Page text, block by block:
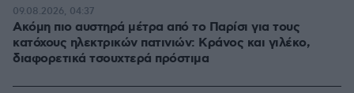
Ακόμη πιο αυστηρά μέτρα από το Παρίσι για τους
κατόχους ηλεκτρικών πατινιών: Κράνος και γιλέκο,
διαφορετικά τσουχτερά πρόστιμα
09.08.2026, 04:37